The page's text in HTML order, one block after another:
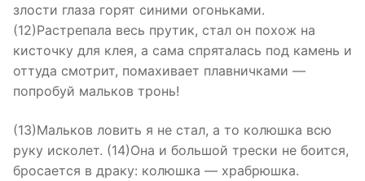
злости глаза горят синими огоньками.
(12)Растрепала весь прутик, стал он похож на
кисточку для клея, а сама спряталась под камень и
оттуда смотрит, помахивает плавничками —
попробуй мальков тронь!
(13)Мальков ловить я не стал, а то колюшка всю
руку исколет. (14)Она и большой трески не боится,
бросается в драку: колюшка — храбрюшка.